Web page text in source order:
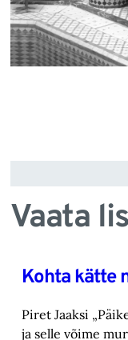
Vaata
Kohta kätte
Piret Jaaksi
ja selle võime